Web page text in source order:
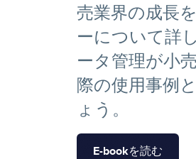
売業界の成長
ーについて詳
ータ管理が小
際の使用事例
ょう。
E-bookを読む